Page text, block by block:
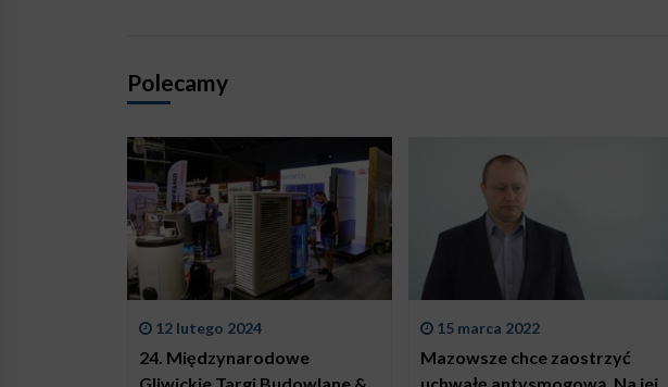
Polecamy
12 lutego 2024
24. Międzynarodowe
15 marca 2022
Mazowsze chce zaostrzyć